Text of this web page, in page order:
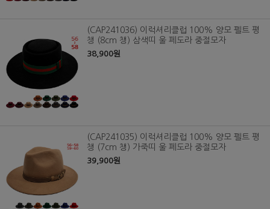
(CAP241036) 이럭셔리클럽 100% 양모 펠트 평
챙 (8cm 챙) 삼색띠 울 페도라 중절모자
38,900원
(CAP241035) 이럭셔리클럽 100% 양모 펠트 평
챙 (7cm 챙) 가죽띠 울 페도라 중절모자
39,900원